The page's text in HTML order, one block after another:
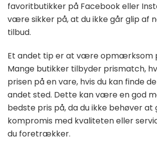
favoritbutikker på Facebook eller
være sikker på, at du ikke går glip af
tilbud.
Et andet tip er at være opmærksom
Mange butikker tilbyder prismatch,
prisen på en vare, hvis du kan finde
andet sted. Dette kan være en god
bedste pris på, da du ikke behøver at
kompromis med kvaliteten eller
du foretrækker.